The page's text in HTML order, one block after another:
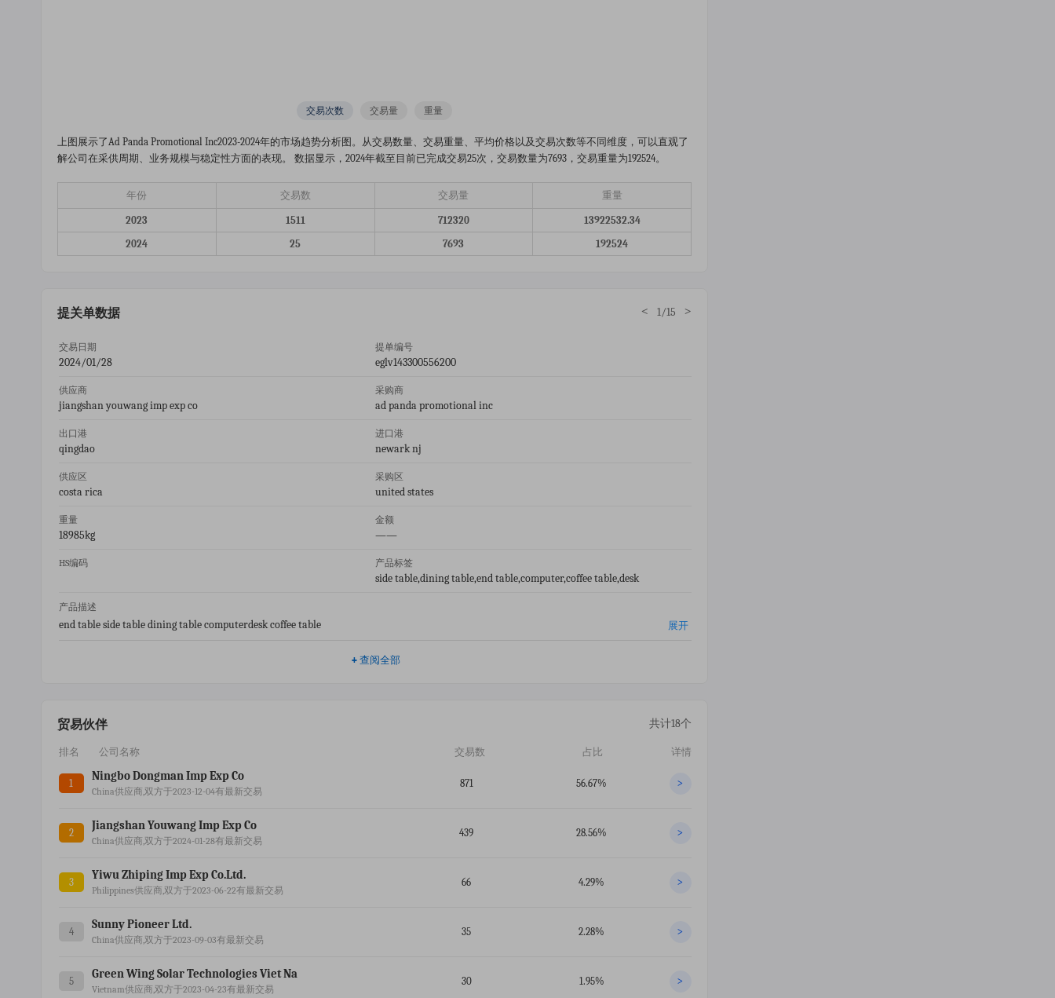
交易次数 交易量 重量
上图展示了ad Panda Promotional Inc2023-2024年的市场趋势分析图。从交易数量、交易重量、平均价格以及交易次数等不同维度，可以直观了
解公司在采供周期、业务规模与稳定性方面的表现。 数据显示，2024年截至目前已完成交易25次，交易数量为7693，交易重量为192524。
年份 交易数 交易量 重量
2023 1511 712320
13922532.34
2024
25 7693 192524
提关单数据 < 1/15 >
交易日期
2024/01/28
提单编号
eglv143300556200
供应商
jiangshan youwang imp exp co
采购商
ad panda promotional inc
出口港
qingdao
进口港
newark nj
供应区
costa rica
采购区
united states
重量
18985kg
金额
——
HS编码 产品标签
side table,dining table,end table,computer,coffee table,desk
产品描述
end table side table dining table computerdesk coffee table 展开
+ 查阅全部
贸易伙伴 共计18个
排名 公司名称 交易数 占比 详情
1
Ningbo Dongman Imp Exp Co
China供应商,双方于2023-12-04有最新交易
871 56.67% >
2
Jiangshan Youwang Imp Exp Co
China供应商,双方于2024-01-28有最新交易
439 28.56% >
3
Yiwu Zhiping Imp Exp Co.ltd.
Philippines供应商,双方于2023-06-22有最新交易
66 4.29% >
4
Sunny Pioneer Ltd.
China供应商,双方于2023-09-03有最新交易
35 2.28% >
5
Green Wing Solar Technologies Viet Na
Vietnam供应商,双方于2023-04-23有最新交易
30 1.95% >